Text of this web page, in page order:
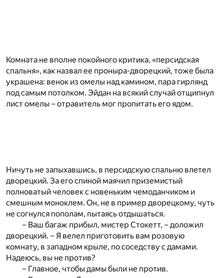
Комната не вполне покойного критика, «персидская
спальня», как назвал ее проныра-дворецкий, тоже была
украшена: венок из омелы над камином, пара гирлянд
под самым потолком. Эйдан на всякий случай отщипнул
лист омелы – отравитель мог пропитать его ядом.
Ничуть не запыхавшись, в персидскую спальню влетел
дворецкий. За его спиной маячил приземистый
полноватый человек с новеньким чемоданчиком и
смешным моноклем. Он, не в пример дворецкому, чуть
не согнулся пополам, пытаясь отдышаться.
– Ваш багаж прибыл, мистер Стокетт, – доложил
дворецкий. – Я велел приготовить вам розовую
комнату, в западном крыле, по соседству с дамами.
Надеюсь, вы не против?
– Главное, чтобы дамы были не против.